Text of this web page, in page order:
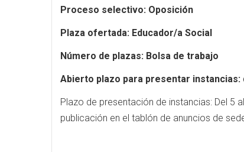
Proceso selectivo: Oposición
Plaza ofertada: Educador/a Social
Número de plazas: Bolsa de trabajo
Abierto plazo para presentar instancias:
Plazo de presentación de instancias: Del 5
publicación en el tablón de anuncios de